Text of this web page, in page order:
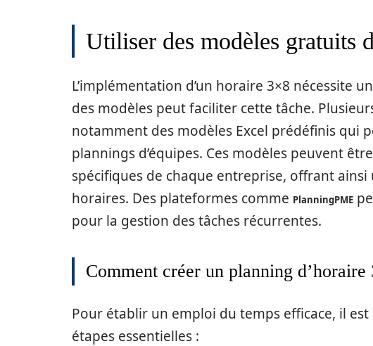
Utiliser des modèles gratuits
L’implémentation d’un horaire 3×8 nécessite
des modèles peut faciliter cette tâche.
notamment des modèles Excel prédéfinis qui
plannings d’équipes. Ces modèles peuvent
spécifiques de chaque entreprise, offrant
horaires. Des plateformes comme PlanningPME
pour la gestion des tâches récurrentes.
Comment créer un planning d’horaire
Pour établir un emploi du temps efficace, il
étapes essentielles :